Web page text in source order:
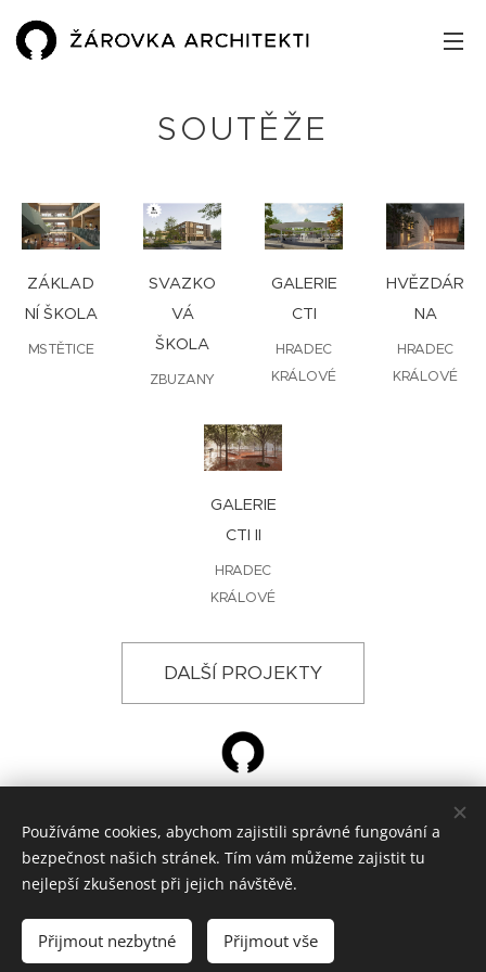
SOUTĚŽE
ZÁKLAD
NÍ ŠKOLA
MSTĚTICE
SVAZKO
VÁ
ŠKOLA
ZBUZANY
GALERIE
CTI
HRADEC
KRÁLOVÉ
HVĚZDÁR
NA
HRADEC
KRÁLOVÉ
GALERIE
CTI II
HRADEC
KRÁLOVÉ
DALŠÍ PROJEKTY
© 2024 ŽÁROVKA ARCHITEKTI, Křižíkova 788, Hradec Králové
architektonická kancelář
Jazyky
Čeština
English
Používáme cookies, abychom zajistili správné fungování a
bezpečnost našich stránek. Tím vám můžeme zajistit tu
nejlepší zkušenost při jejich návštěvě.
Přijmout nezbytné Přijmout vše